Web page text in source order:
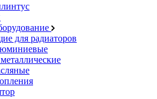
для радиаторов